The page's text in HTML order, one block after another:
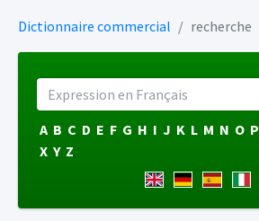
Dictionnaire commercial recherche
A B C D E F G H I J K L M N O P
X Y Z